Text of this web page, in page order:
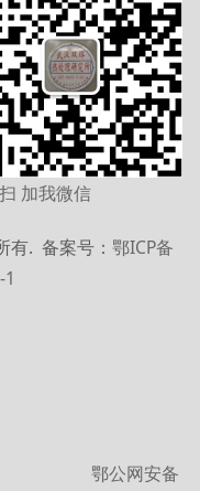
加我微信
有. 备案号： 鄂ICP备
鄂公网安备